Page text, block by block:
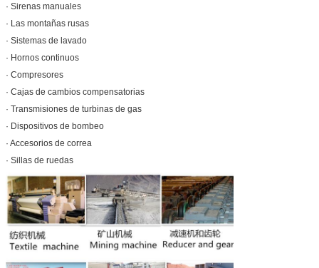
· Sirenas manuales
· Las montañas rusas
· Sistemas de lavado
· Hornos continuos
· Compresores
· Cajas de cambios compensatorias
· Transmisiones de turbinas de gas
· Dispositivos de bombeo
· Accesorios de correa
· Sillas de ruedas